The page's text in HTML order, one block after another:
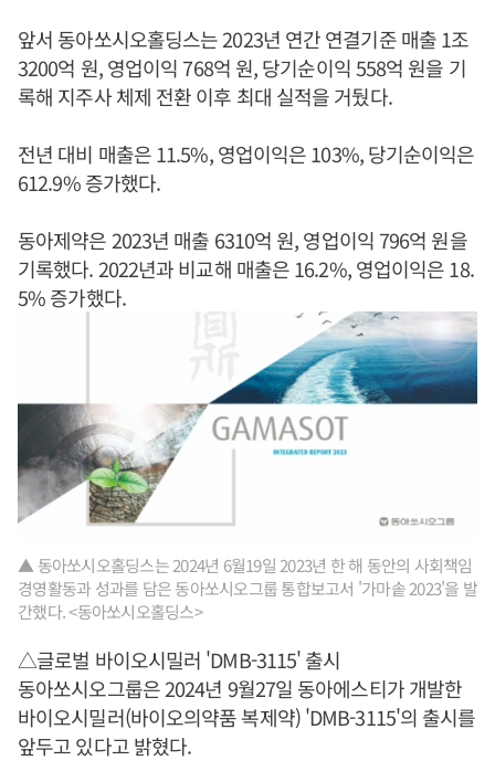
앞서 동아쏘시오홀딩스는 2023년 연간 연결기준 매출 1조
3200억 원, 영업이익 768억 원, 당기순이익 558억 원을 기
록해 지주사 체제 전환 이후 최대 실적을 거뒀다.
전년 대비 매출은 11.5%, 영업이익은 103%, 당기순이익은
612.9% 증가했다.
동아제약은 2023년 매출 6310억 원, 영업이익 796억 원을
기록했다. 2022년과 비교해 매출은 16.2%, 영업이익은 18.
5% 증가했다.
▲ 동아쏘시오홀딩스는 2024년 6월19일 2023년 한 해 동안의 사회책임
경영활동과 성과를 담은 동아쏘시오그룹 통합보고서 '가마솥 2023'을 발
간했다. <동아쏘시오홀딩스>
△글로벌 바이오시밀러 'DMB-3115' 출시
동아쏘시오그룹은 2024년 9월27일 동아에스티가 개발한
바이오시밀러(바이오의약품 복제약) 'DMB-3115'의 출시를
앞두고 있다고 밝혔다.